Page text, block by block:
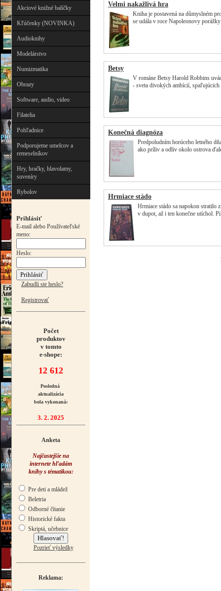
Akciové knižné balíčky
Kľúčenky (NOVINKA)
Audioknihy
Modelárstvo
Numizmatika
Obrazy
Software, audio, video
Filatelia
Pohľadnice
Podporujeme umelcov a
remeselníkov
Hry, hračky, hlavolamy,
suveníry
Rybolov
Prihlásiť
E-mail alebo Používateľské
meno:
Heslo:
Zabudli ste heslo?
Registrovať
Počet
produktov
v tomto
e-shope:
12 612
Posledná
aktualizácia
bola vykonaná:
3. 2. 2025
Anketa
Najčastejšie na
internete hľadám
knihy s tématikou:
Pre deti a mládež
Beletria
Odborné čítanie
Historické fakta
Skriptá, učebnice
Pozrieť výsledky
Reklama:
Velmi nakažlivá hra
Kniha je postavená na důmyslném
se udála v roce Napoleonovy
Betsy
V románe Betsy Harold Robbins
- sveta divokých ambícií,
Konečná diagnóza
Predpoludním horúceho letného
ako príliv a odliv okolo ostrova
Hrmiace stádo
Hrmiace stádo sa napokon stratilo
v dupot, až i ten konečne utíchol.